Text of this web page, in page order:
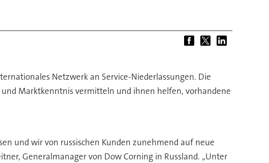
Netzwerk an Service-Niederlassungen. Die
Marktkenntnis vermitteln und ihnen helfen, vorhandene
und wir von russischen Kunden zunehmend auf neue
Generalmanager von Dow Corning in Russland. „Unter